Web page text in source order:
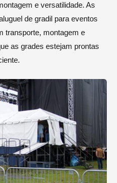
e versatilidade. As
de gradil para eventos
transporte, montagem e
as grades estejam prontas